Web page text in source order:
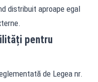
distribuit aproape egal
pentru
de Legea nr.